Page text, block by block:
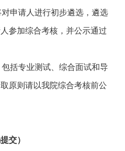
申请人进行初步遴选，遴选
参加综合考核，并公示通过
包括专业测试、综合面试和导
原则请以我院综合考核前公
交）